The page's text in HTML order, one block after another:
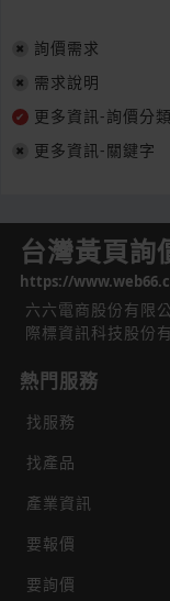
詢價需求
需求說明
更多資訊-詢價分類
更多資訊-關鍵字
台灣黃頁詢
https://
六六電商股份有限
際標資訊科技股份
熱門服務
找服務
找產品
產業資訊
要報價
要詢價